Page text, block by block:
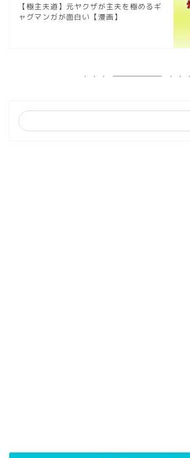
【極主夫道】元ヤクザが主夫を極めるギ
ャグマンガが面白い【漫画】